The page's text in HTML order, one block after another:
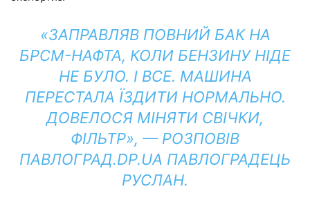
«ЗАПРАВЛЯВ ПОВНИЙ БАК НА
БРСМ-НАФТА, КОЛИ БЕНЗИНУ НІДЕ
НЕ БУЛО. І ВСЕ. МАШИНА
ПЕРЕСТАЛА ЇЗДИТИ НОРМАЛЬНО.
ДОВЕЛОСЯ МІНЯТИ СВІЧКИ,
ФІЛЬТР», — РОЗПОВІВ
ПАВЛОГРАД.DP.UA ПАВЛОГРАДЕЦЬ
РУСЛАН.